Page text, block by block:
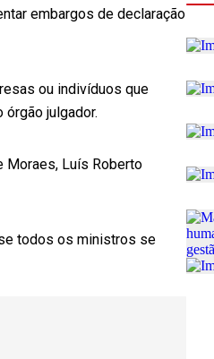
embargos de declaração
ou indivíduos que
julgador.
Moraes, Luís Roberto
todos os ministros se